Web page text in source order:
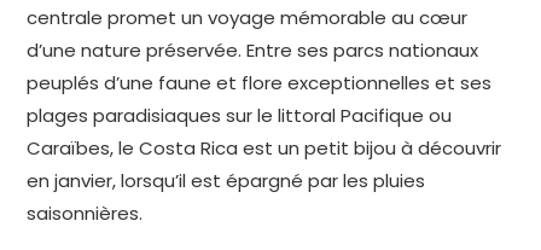
centrale promet un voyage mémorable au cœur
d’une nature préservée. Entre ses parcs nationaux
peuplés d’une faune et flore exceptionnelles et ses
plages paradisiaques sur le littoral Pacifique ou
Caraïbes, le Costa Rica est un petit bijou à découvrir
en janvier, lorsqu’il est épargné par les pluies
saisonnières.